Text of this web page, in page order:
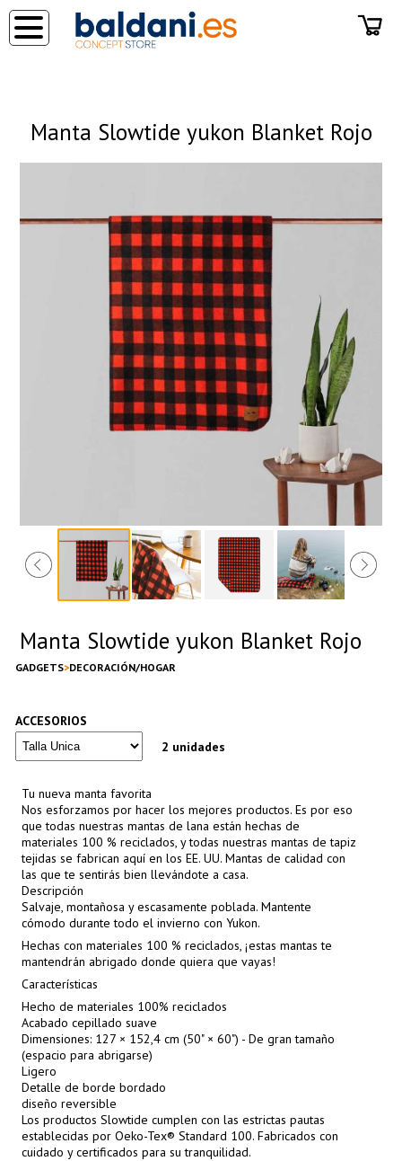
Manta Slowtide yukon Blanket Rojo
Manta Slowtide yukon Blanket Rojo
GADGETS DECORACIÓN/HOGAR
ACCESORIOS
2 unidades
Tu nueva manta favorita
Nos esforzamos por hacer los mejores productos. Es por eso
que todas nuestras mantas de lana están hechas de
materiales 100 % reciclados, y todas nuestras mantas de tapiz
tejidas se fabrican aquí en los EE. UU. Mantas de calidad con
las que te sentirás bien llevándote a casa.
Descripción
Salvaje, montañosa y escasamente poblada. Mantente
cómodo durante todo el invierno con Yukon.
Hechas con materiales 100 % reciclados, ¡estas mantas te
mantendrán abrigado donde quiera que vayas!
Características
Hecho de materiales 100% reciclados
Acabado cepillado suave
Dimensiones: 127 × 152,4 cm (50" × 60") - De gran tamaño
(espacio para abrigarse)
Ligero
Detalle de borde bordado
diseño reversible
Los productos Slowtide cumplen con las estrictas pautas
establecidas por Oeko-Tex® Standard 100. Fabricados con
cuidado y certificados para su tranquilidad.